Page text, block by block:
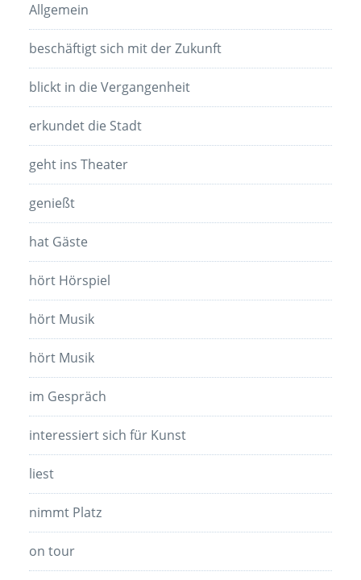
Allgemein
beschäftigt sich mit der Zukunft
blickt in die Vergangenheit
erkundet die Stadt
geht ins Theater
genießt
hat Gäste
hört Hörspiel
hört Musik
hört Musik
im Gespräch
interessiert sich für Kunst
liest
nimmt Platz
on tour